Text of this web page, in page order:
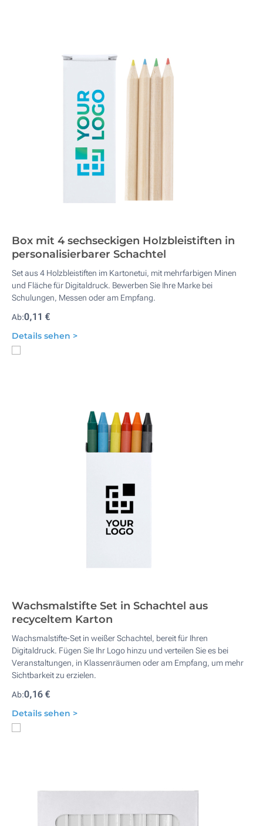
Box mit 4 sechseckigen Holzbleistiften in
personalisierbarer Schachtel
Set aus 4 Holzbleistiften im Kartonetui, mit mehrfarbigen Minen
und Fläche für Digitaldruck. Bewerben Sie Ihre Marke bei
Schulungen, Messen oder am Empfang.
Ab:0,11 €
Details sehen >
Wachsmalstifte Set in Schachtel aus
recyceltem Karton
Wachsmalstifte-Set in weißer Schachtel, bereit für Ihren
Digitaldruck. Fügen Sie Ihr Logo hinzu und verteilen Sie es bei
Veranstaltungen, in Klassenräumen oder am Empfang, um mehr
Sichtbarkeit zu erzielen.
Ab:0,16 €
Details sehen >